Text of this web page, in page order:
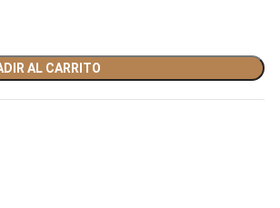
AL CARRITO